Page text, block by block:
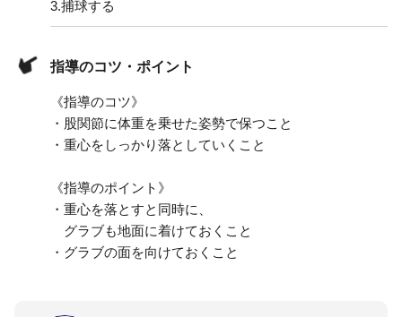
3.捕球する
指導のコツ・ポイント
《指導のコツ》
・股関節に体重を乗せた姿勢で保つこと
・重心をしっかり落としていくこと
《指導のポイント》
・重心を落とすと同時に、
グラブも地面に着けておくこと
・グラブの面を向けておくこと